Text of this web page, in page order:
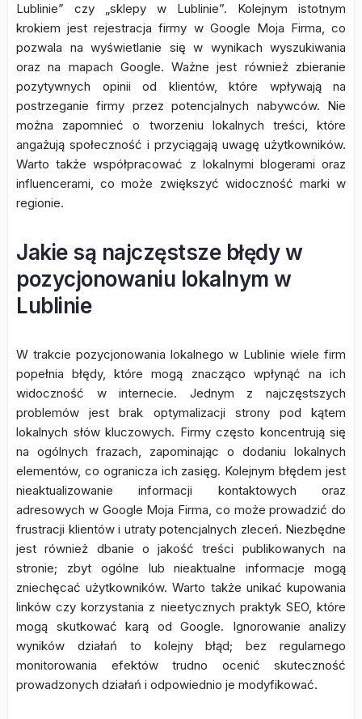
Lublinie” czy „sklepy w Lublinie”. Kolejnym istotnym
krokiem jest rejestracja firmy w Google Moja Firma, co
pozwala na wyświetlanie się w wynikach wyszukiwania
oraz na mapach Google. Ważne jest również zbieranie
pozytywnych opinii od klientów, które wpływają na
postrzeganie firmy przez potencjalnych nabywców. Nie
można zapomnieć o tworzeniu lokalnych treści, które
angażują społeczność i przyciągają uwagę użytkowników.
Warto także współpracować z lokalnymi blogerami oraz
influencerami, co może zwiększyć widoczność marki w
regionie.
Jakie są najczęstsze błędy w
pozycjonowaniu lokalnym w
Lublinie
W trakcie pozycjonowania lokalnego w Lublinie wiele firm
popełnia błędy, które mogą znacząco wpłynąć na ich
widoczność w internecie. Jednym z najczęstszych
problemów jest brak optymalizacji strony pod kątem
lokalnych słów kluczowych. Firmy często koncentrują się
na ogólnych frazach, zapominając o dodaniu lokalnych
elementów, co ogranicza ich zasięg. Kolejnym błędem jest
nieaktualizowanie informacji kontaktowych oraz
adresowych w Google Moja Firma, co może prowadzić do
frustracji klientów i utraty potencjalnych zleceń. Niezbędne
jest również dbanie o jakość treści publikowanych na
stronie; zbyt ogólne lub nieaktualne informacje mogą
zniechęcać użytkowników. Warto także unikać kupowania
linków czy korzystania z nieetycznych praktyk SEO, które
mogą skutkować karą od Google. Ignorowanie analizy
wyników działań to kolejny błąd; bez regularnego
monitorowania efektów trudno ocenić skuteczność
prowadzonych działań i odpowiednio je modyfikować.